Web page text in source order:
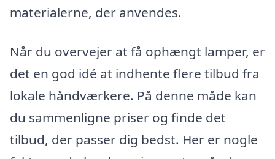
materialerne, der anvendes.
Når du overvejer at få ophængt lamper, er
det en god idé at indhente flere tilbud fra
lokale håndværkere. På denne måde kan
du sammenligne priser og finde det
tilbud, der passer dig bedst. Her er nogle